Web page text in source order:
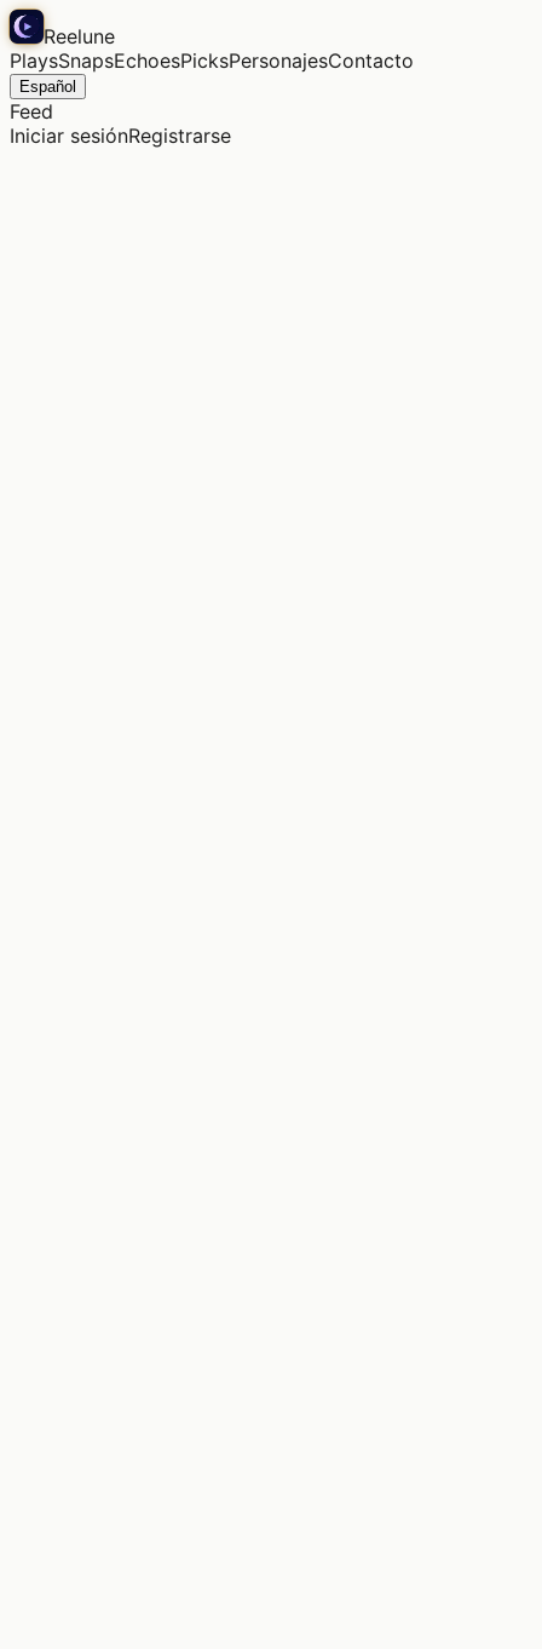
Reelune
PlaysSnapsEchoesPicksPersonajesContacto
Español
Feed
Iniciar sesiónRegistrarse